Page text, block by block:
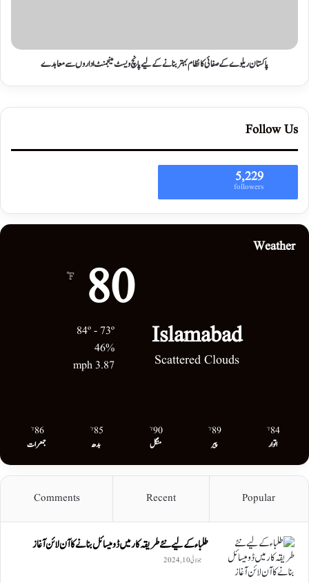
پاکستان ریلوے کے صفائی کا نظام بہتر بنانے کے لیے پانچ ویسٹ مینجمنٹ اداروں سے معاہدے
Follow Us
5,229
followers
Weather
Islamabad
Scattered Clouds
80
℉
46%
3.87 mph
84
℉
اتوار
89
℉
پیر
90
℉
منگل
85
℉
بدھ
86
℉
جمعرات
Popular
Recent
Comments
طلباء کے لیے نئے طریقہ کار میں ڈومیسائل بنانے کا آن لائن آغاز
جولائی 10, 2024